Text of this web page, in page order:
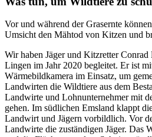
Vor und während der Grasernte
Umsicht den Mähtod von Kitzen und
Wir haben Jäger und Kitzretter Conrad
Lingen im Jahr 2020 begleitet. Er ist
Wärmebildkamera im Einsatz, um
Landwirten die Wildtiere aus dem
Landwirte und Lohnunternehmer mit
gehen. Im südlichen Emsland klappt
Landwirt und Jägern vorbildlich. Vor
Landwirte die zuständigen Jäger. Das